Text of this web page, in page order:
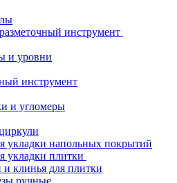
инструмент
и уровни
инструмент
и угломеры
укладки напольных покрытий
укладки плитки
и клинья для плитки
ручные